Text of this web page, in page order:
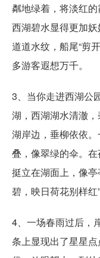
粼地绿着，将淡红
西湖碧水显得更加
道道水纹，船尾“剪
多游客遐想万千。
3、当你走进西湖公
湖，西湖湖水清澈，
湖岸边，垂柳依依
叠，像翠绿的伞。
挺立在湖面上，像
碧，映日荷花别样红”
4、一场春雨过后，
条上显现出了星星